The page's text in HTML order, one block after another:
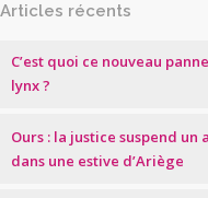
Articles récents
C’est quoi ce nouveau
lynx ?
Ours : la justice suspend
dans une estive d’Ariège